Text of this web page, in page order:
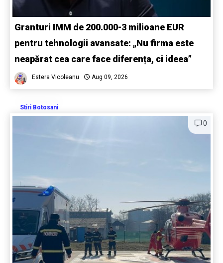
Granturi IMM de 200.000-3 milioane EUR
pentru tehnologii avansate: „Nu firma este
neapărat cea care face diferența, ci ideea”
Estera Vicoleanu Aug 09, 2026
Stiri Botosani
0